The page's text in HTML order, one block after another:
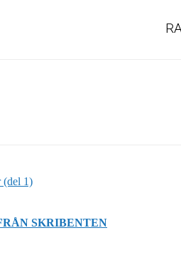
(del 1)
SKRIBENTEN